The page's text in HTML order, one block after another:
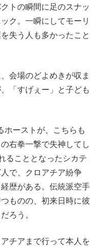
トの瞬間に足のスナッ
ク。一瞬にしてモーリ
失う人も多かったこと
会場のどよめきが収ま
「すげぇー」と子ども
ホーストが、こちらも
右拳一撃で失神してし
ることとなったシカテ
で、クロアチア紛争
歴がある。伝統派空手
ものの、初来日時に彼
ろう。
チアまで行って本人を